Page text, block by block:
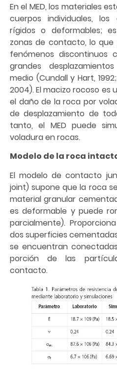
En el MED, los materiales
cuerpos individuales,
rígidos o deformables;
zonas de contacto, lo
fenómenos discontinuos
grandes
medio (Cundall y Hart,
2004). El macizo rocoso es
el daño de la roca por
de desplazamiento de
tanto, el MED puede
voladura en rocas.
Modelo de la roca
El modelo de contacto
joint) supone que la roca
material granular
es deformable y puede
parcialmente).
dos superficies
se encuentran
porción de las
contacto.